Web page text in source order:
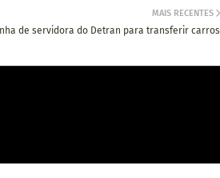
MAIS RECENTES
de servidora do Detran para transferir carros